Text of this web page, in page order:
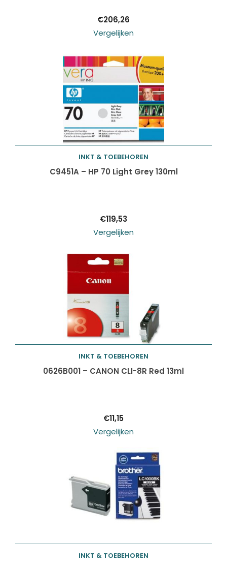
€206,26
Vergelijken
Toevoegen aan
INKT & TOEBEHOREN
C9451A – HP 70 Light Grey 130ml
€119,53
Vergelijken
Toevoegen aan
INKT & TOEBEHOREN
0626B001 – CANON CLI-8R Red 13ml
€11,15
Vergelijken
INKT & TOEBEHOREN